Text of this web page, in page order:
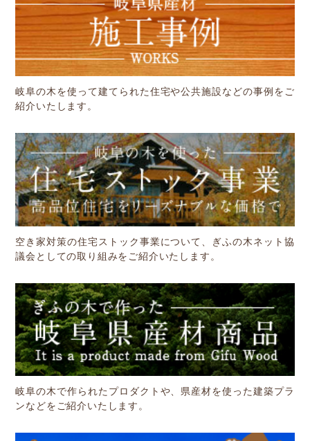
岐阜の木を使って建てられた住宅や公共施設などの事例をご
紹介いたします。
空き家対策の住宅ストック事業について、ぎふの木ネット協
議会としての取り組みをご紹介いたします。
岐阜の木で作られたプロダクトや、県産材を使った建築プラ
ンなどをご紹介いたします。